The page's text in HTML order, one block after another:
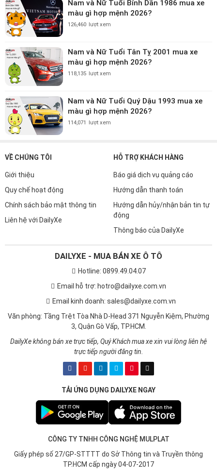
Nam và Nữ Tuổi Bính Dần 1986 mua xe
màu gì hợp mệnh 2026?
126,460 lượt xem
Nam và Nữ Tuổi Tân Tỵ 2001 mua xe
màu gì hợp mệnh 2026?
118,135 lượt xem
Nam và Nữ Tuổi Quý Dậu 1993 mua xe
màu gì hợp mệnh 2026?
114,071 lượt xem
VỀ CHÚNG TÔI
Giới thiệu
Quy chế hoạt động
Chính sách bảo mật thông tin
Liên hệ với DailyXe
HỖ TRỢ KHÁCH HÀNG
Báo giá dịch vụ quảng cáo
Hướng dẫn thanh toán
Hướng dẫn hủy/nhận bản tin tự
động
Thông báo của DailyXe
DAILYXE - MUA BÁN XE Ô TÔ
Hotline: 0899.49.04.07
Email hỗ trợ: hotro@dailyxe.com.vn
Email kinh doanh: sales@dailyxe.com.vn
Văn phòng: Tầng Trệt Tòa Nhà D-Head 371 Nguyễn Kiệm, Phường
3, Quận Gò Vấp, TP.HCM.
DailyXe không bán xe trực tiếp, Quý Khách mua xe xin vui lòng liên hệ
trực tiếp người đăng tin.
TẢI ỨNG DỤNG DAILYXE NGAY
CÔNG TY TNHH CÔNG NGHỆ MULPLAT
Giấy phép số 27/GP-STTTT do Sở Thông tin và Truyền thông
TP.HCM cấp ngày 04-07-2017